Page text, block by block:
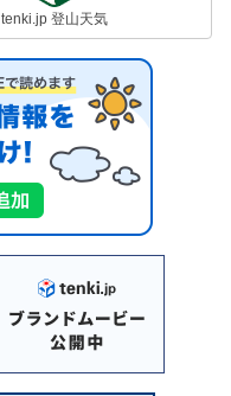
tenki.jp 登山天気